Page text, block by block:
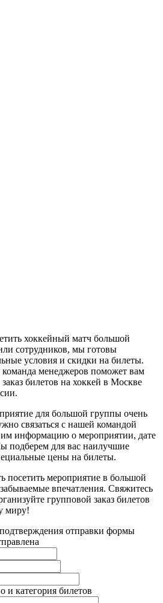
хоккейный матч большой
сотрудников, мы готовы
условия и скидки на билеты.
менеджеров поможет вам
билетов на хоккей в Москве
для большой группы очень
связаться с нашей командой
информацию о мероприятии, дате
подберем для вас наилучшие
цены на билеты.
посетить мероприятие в большой
впечатления. Свяжитесь
групповой заказ билетов
миру!
отправки формы
и категория билетов